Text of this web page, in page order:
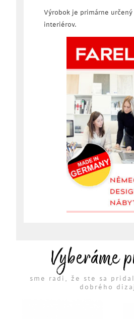
Výrobok je primárne
interiérov.
Vyberáme
sme radi, že ste sa
dobrého